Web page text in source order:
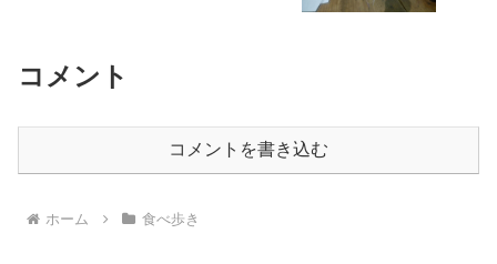
コメント
コメントを書き込む
ホーム 食べ歩き